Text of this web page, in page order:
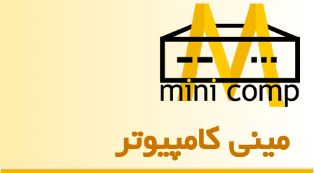
مینی كامپیوتر